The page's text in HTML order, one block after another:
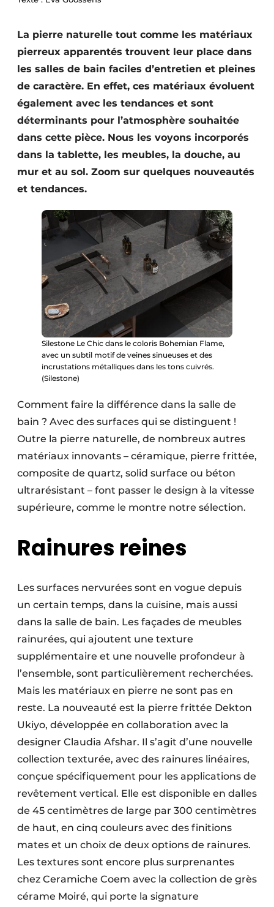
S’inscrire
Termes et conditions
Video’s
La pierre naturelle tout comme les matériaux
pierreux apparentés trouvent leur place dans
les salles de bain faciles d’entretien et pleines
de caractère. En effet, ces matériaux évoluent
également avec les tendances et sont
déterminants pour l’atmosphère souhaitée
dans cette pièce. Nous les voyons incorporés
dans la tablette, les meubles, la douche, au
mur et au sol. Zoom sur quelques nouveautés
et tendances.
Silestone Le Chic dans le coloris Bohemian Flame,
avec un subtil motif de veines sinueuses et des
incrustations métalliques dans les tons cuivrés.
(Silestone)
Comment faire la différence dans la salle de
bain ? Avec des surfaces qui se distinguent !
Outre la pierre naturelle, de nombreux autres
matériaux innovants – céramique, pierre frittée,
composite de quartz, solid surface ou béton
ultrarésistant – font passer le design à la vitesse
supérieure, comme le montre notre sélection.
Rainures reines
Les surfaces nervurées sont en vogue depuis
un certain temps, dans la cuisine, mais aussi
dans la salle de bain. Les façades de meubles
rainurées, qui ajoutent une texture
supplémentaire et une nouvelle profondeur à
l’ensemble, sont particulièrement recherchées.
Mais les matériaux en pierre ne sont pas en
reste. La nouveauté est la pierre frittée Dekton
Ukiyo, développée en collaboration avec la
designer Claudia Afshar. Il s’agit d’une nouvelle
collection texturée, avec des rainures linéaires,
conçue spécifiquement pour les applications de
revêtement vertical. Elle est disponible en dalles
de 45 centimètres de large par 300 centimètres
de haut, en cinq couleurs avec des finitions
mates et un choix de deux options de rainures.
Les textures sont encore plus surprenantes
chez Ceramiche Coem avec la collection de grès
cérame Moiré, qui porte la signature